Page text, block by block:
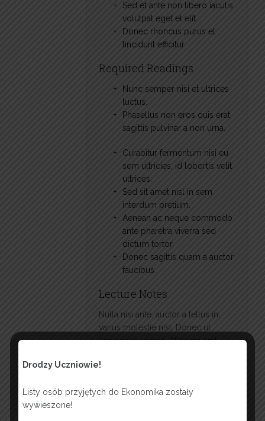
Sed et ante non libero iaculis
volutpat eget et elit.
Donec rhoncus purus et
tincidunt efficitur.
Required Readings
Nunc semper nisi et ultrices
luctus.
Phasellus non eros quis erat
sagittis pulvinar a non urna.
Curabitur fermentum nisi eu
sem ultricies, id lobortis velit
ultrices.
Sed sit amet nisl in sem
interdum pretium.
Aenean ac neque commodo
ante pharetra viverra sed
dictum tortor.
Donec sagittis quam a auctor
faucibus.
Lecture Notes
Nulla nisi ante, auctor a tellus in,
varius molestie nisl. Donec ut
accumsan sapien. Aliquam erat
nulla gravida laoreet nec sed tortor.
lobortis erat in, sollicitudin nulla.
Drodzy Uczniowie!
Listy osób przyjętych do Ekonomika zostały
wywieszone!